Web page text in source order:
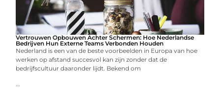
Vertrouwen Opbouwen Achter Schermen: Hoe Nederlandse
Bedrijven Hun Externe Teams Verbonden Houden
Nederland is een van de beste voorbeelden in Europa van hoe
werken op afstand succesvol kan zijn zonder dat de
bedrijfscultuur daaronder lijdt. Bekend om
...